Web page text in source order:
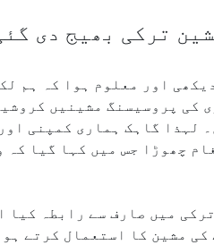
اور معلوم ہوا کہ ہم
کی پروسیسنگ مشینیں
لہذا گاہک ہماری کمپنی
چھوڑا جس میں کہا گیا
میں صارف سے رابطہ کیا
مشین کا استعمال کرتے